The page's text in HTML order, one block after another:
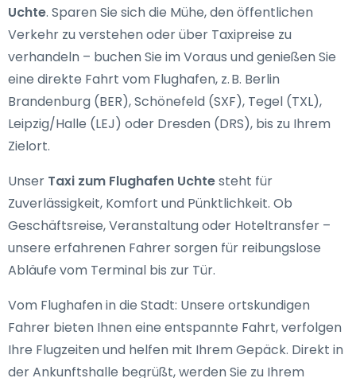
Uchte. Sparen Sie sich die Mühe, den öffentlichen
Verkehr zu verstehen oder über Taxipreise zu
verhandeln – buchen Sie im Voraus und genießen Sie
eine direkte Fahrt vom Flughafen, z. B. Berlin
Brandenburg (BER), Schönefeld (SXF), Tegel (TXL),
Leipzig/Halle (LEJ) oder Dresden (DRS), bis zu Ihrem
Zielort.
Unser Taxi zum Flughafen Uchtesteht für
Zuverlässigkeit, Komfort und Pünktlichkeit. Ob
Geschäftsreise, Veranstaltung oder Hoteltransfer –
unsere erfahrenen Fahrer sorgen für reibungslose
Abläufe vom Terminal bis zur Tür.
Vom Flughafen in die Stadt: Unsere ortskundigen
Fahrer bieten Ihnen eine entspannte Fahrt, verfolgen
Ihre Flugzeiten und helfen mit Ihrem Gepäck. Direkt in
der Ankunftshalle begrüßt, werden Sie zu Ihrem